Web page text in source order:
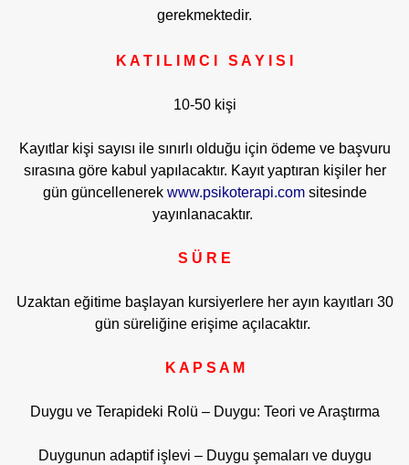
gerekmektedir.
K A T I L I M C I S A Y I S I
10-50 kişi
Kayıtlar kişi sayısı ile sınırlı olduğu için ödeme ve başvuru
sırasına göre kabul yapılacaktır. Kayıt yaptıran kişiler her
gün güncellenerek www.psikoterapi.comsitesinde
yayınlanacaktır.
S Ü R E
Uzaktan eğitime başlayan kursiyerlere her ayın kayıtları 30
gün süreliğine erişime açılacaktır.
K A P S A M
Duygu ve Terapideki Rolü – Duygu: Teori ve Araştırma
Duygunun adaptif işlevi – Duygu şemaları ve duygu